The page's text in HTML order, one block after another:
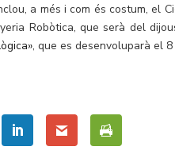
a més i com és costum, el
Robòtica, que serà del
, que es desenvoluparà el